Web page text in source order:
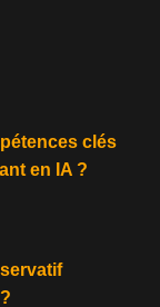
clés
en IA ?